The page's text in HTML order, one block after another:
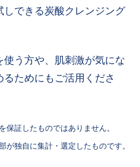
しできる炭酸クレンジング
う方や、肌刺激が気にな
ためにもご活用くださ
証したものではありません。
独自に集計・選定したものです。